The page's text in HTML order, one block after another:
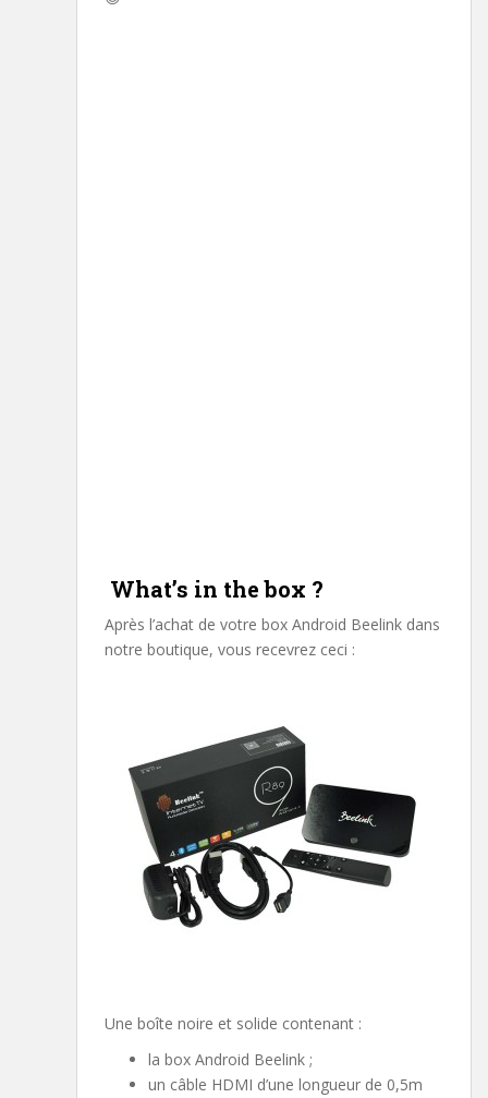
What’s in the box ?
Après l’achat de votre box Android Beelink dans
notre boutique, vous recevrez ceci :
Une boîte noire et solide contenant :
la box Android Beelink ;
un câble HDMI d’une longueur de 0,5m